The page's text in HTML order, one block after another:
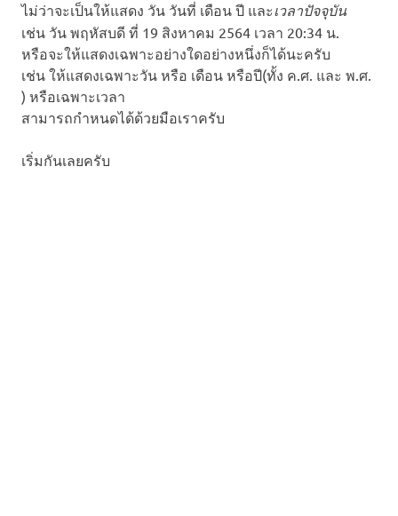
ไม่ว่าจะเป็นให้แสดง วัน วันที่ เดือน ปี และเวลาปัจจุบัน
เช่น วัน พฤหัสบดี ที่ 19 สิงหาคม 2564 เวลา 20:34 น.
หรือจะให้แสดงเฉพาะอย่างใดอย่างหนึ่งก็ได้นะครับ
เช่น ให้แสดงเฉพาะวัน หรือ เดือน หรือปี(ทั้ง ค.ศ. และ พ.ศ.
) หรือเฉพาะเวลา
สามารถกำหนดได้ด้วยมือเราครับ
เริ่มกันเลยครับ